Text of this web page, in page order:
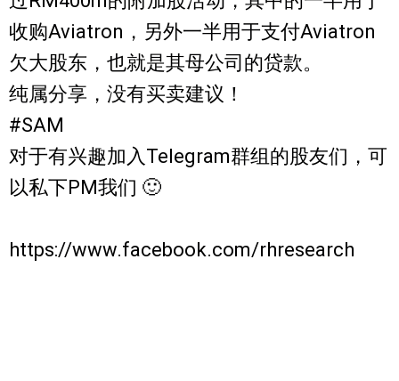
收购Aviatron，另外一半用于支付Aviatron
欠大股东，也就是其母公司的贷款。
纯属分享，没有买卖建议！
#SAM
对于有兴趣加入Telegram群组的股友们，可
以私下PM我们 🙂
https://www.facebook.com/rhresearch